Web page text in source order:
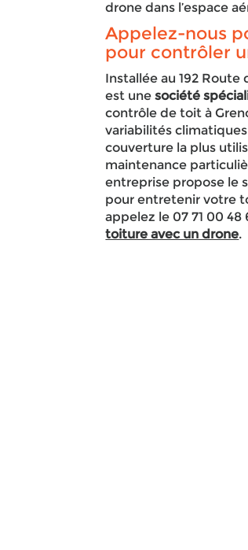
drone dans l’espace
Appelez-nous
pour contrôler
Installée au 192 Route
est unesociété
contrôle de toit à
variabilités
couverture la plus
maintenance
entreprise propose le
pour entretenir votre
appelez le 07 71 00
toiture avec un drone.